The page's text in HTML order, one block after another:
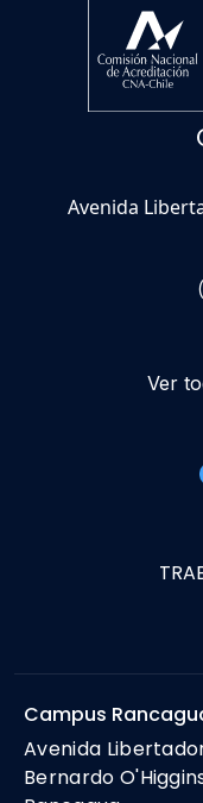
Avenida
Ver
Campus
Avenida
Bernardo O'Higgins